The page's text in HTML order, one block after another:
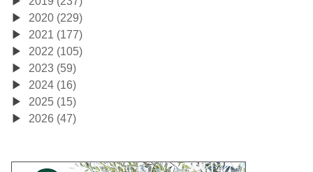
2020 (229)
2021 (177)
2022 (105)
2023 (59)
2024 (16)
2025 (15)
2026 (47)